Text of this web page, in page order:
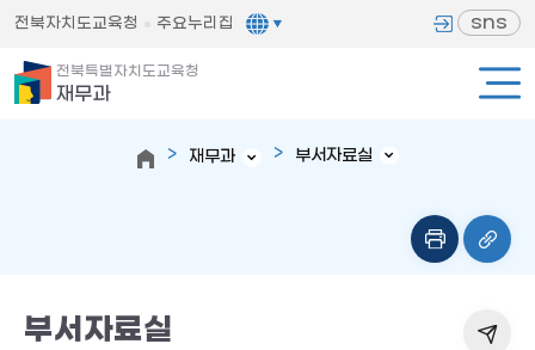
전북자치도교육청 주요누리집 sns
전북특별자치도교육청
재무과
재무과 부서자료실
부서자료실